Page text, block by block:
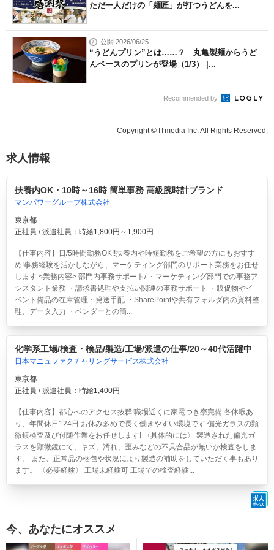
ただ一人だけの「麺匠」が打つうどんを...
公開 2026/06/25
“うどんプリン”とは……？ 丸亀製麺からうど
んベースのプリンが登場（1/3） |...
Recommended by
Copyright © ITmedia Inc. All Rights Reserved.
求人情報
扶養内OK・10時～16時 簡単事務 高級腕時計ブランド
マンパワーグループ株式会社
東京都
正社員 / 派遣社員：時給1,800円～1,900円
【仕事内容】日/5時間勤務OK!!扶養内や時短勤務をご希望の方にもおすす
め!事務経験を活かしながら、マーケティング部門のサポート業務をお任せ
します <業務内容> 部門内事務サポート/ ・マーケティング部門での事務ア
シスタント業務 ・請求書処理や支払い関連の事務サポート ・販促物やイ
ベント備品の在庫管理・発送手配 ・SharePointや共有フォルダ内の資料整
理、データ入力 ・ベンダーとの簡...
化学系工場/検査・検品/製造/工場/派遣の仕事/20～40代活躍中
日本マニュファクチャリングサービス株式会社
東京都
正社員 / 派遣社員：時給1,400円
【仕事内容】都心へのアクセス抜群!職場近くに家電つき寮完備 各休暇あ
り、年間休日124日 お休み多めで長く働きやすい環境です 偏光ガラスの顕
微鏡検査及び付随作業をお任せします! 〈具体的には〉 製造された偏光ガ
ラスを顕微鏡にて、キズ、汚れ、歪みなどの不具合品が無いか検査をしま
す。 また、正常品の梱包や状況により製造の補助をしていただく事もあり
ます。 〈必要経験〉 工場未経験可 工場での検査経験...
今、あなたにオススメ